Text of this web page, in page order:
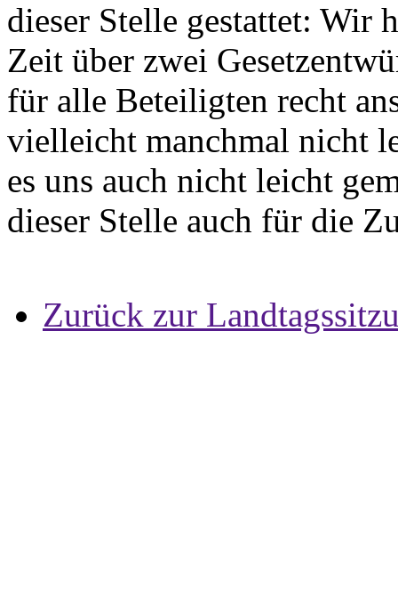
dieser Stelle gestattet: Wir
Zeit über zwei
für alle Beteiligten recht
vielleicht manchmal nicht
es uns auch nicht leicht
dieser Stelle auch für die
Zurück zur